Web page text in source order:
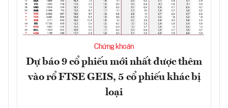
Chứng khoán
Dự báo 9 cổ phiếu mới nhất được thêm
vào rổ FTSE GEIS, 5 cổ phiếu khác bị
loại